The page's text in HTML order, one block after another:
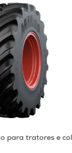
para tratores e